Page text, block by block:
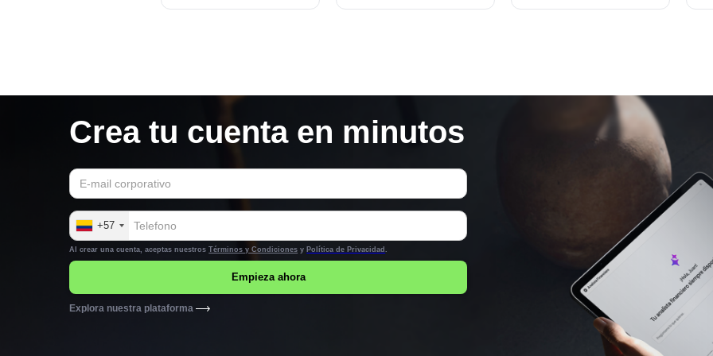
Crea tu cuenta en minutos
+57
Al crear una cuenta, aceptas nuestrosTérminos y Condiciones y Política de Privacidad
Explora nuestra plataforma